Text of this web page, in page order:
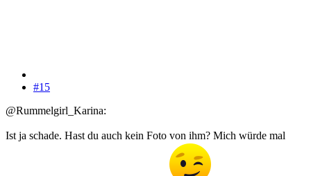
#15
@Rummelgirl_Karina:
Ist ja schade. Hast du auch kein Foto von ihm? Mich würde mal